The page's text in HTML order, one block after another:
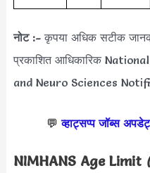
नोट :-कृपया अधिक सटीक
प्रकाशित आधिकारिक
and Neuro Sciences
💬 व्हाट्सप्प जॉब्स
NIMHANS Age Limit